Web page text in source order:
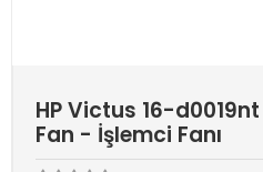
HP Victus 16-
Fan - İşlemci Fanı